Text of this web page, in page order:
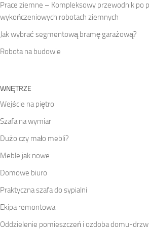
Prace ziemne – Kompleksowy przewodnik po
wykończeniowych robotach ziemnych
Jak wybrać segmentową bramę garażową?
Robota na budowie
WNĘTRZE
Wejście na piętro
Szafa na wymiar
Dużo czy mało mebli?
Meble jak nowe
Domowe biuro
Praktyczna szafa do sypialni
Ekipa remontowa
Oddzielenie pomieszczeń i ozdoba domu-